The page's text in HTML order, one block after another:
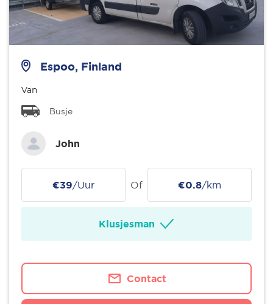
Espoo, Finland
Van
Busje
John
€39/Uur Of €0.8/km
Klusjesman
Contact